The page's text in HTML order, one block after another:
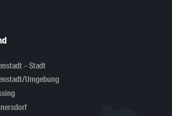
– Stadt
Umgebung